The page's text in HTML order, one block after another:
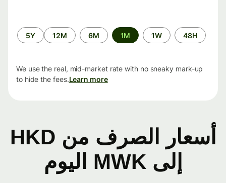
الفترة
الزمنية
48H
1W
1M
6M
12M
5Y
We use the real, mid-market rate with no sneaky mark-up
to hide the fees.Learn more
أسعار الصرف من HKD
إلى MWK اليوم